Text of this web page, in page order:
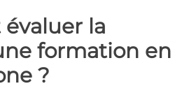
la
formation en
?